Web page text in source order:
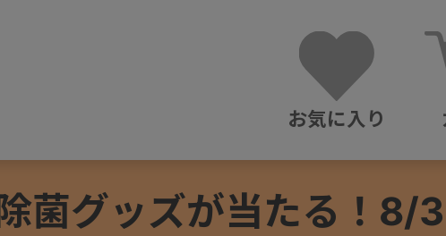
お気に入り
菌グッズが当たる！8/